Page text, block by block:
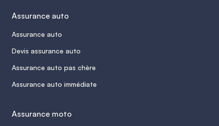
Assurance auto
Assurance auto
Devis assurance auto
Assurance auto pas chère
Assurance auto immédiate
Assurance moto